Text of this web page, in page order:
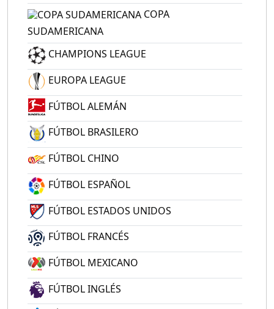
COPA
SUDAMERICANA
CHAMPIONS LEAGUE
EUROPA LEAGUE
FÚTBOL ALEMÁN
FÚTBOL BRASILERO
FÚTBOL CHINO
FÚTBOL ESPAÑOL
FÚTBOL ESTADOS UNIDOS
FÚTBOL FRANCÉS
FÚTBOL MEXICANO
FÚTBOL INGLÉS